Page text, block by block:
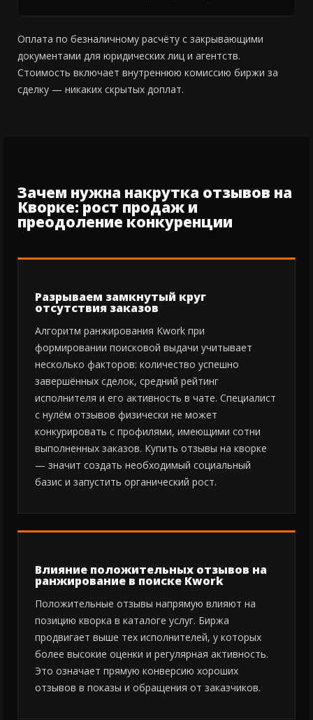
Оплата по безналичному расчёту с закрывающими
документами для юридических лиц и агентств.
Стоимость включает внутреннюю комиссию биржи за
сделку — никаких скрытых доплат.
Зачем нужна накрутка отзывов на
Кворке: рост продаж и
преодоление конкуренции
Разрываем замкнутый круг
отсутствия заказов
Алгоритм ранжирования Kwork при
формировании поисковой выдачи учитывает
несколько факторов: количество успешно
завершённых сделок, средний рейтинг
исполнителя и его активность в чате. Специалист
с нулём отзывов физически не может
конкурировать с профилями, имеющими сотни
выполненных заказов. Купить отзывы на кворке
— значит создать необходимый социальный
базис и запустить органический рост.
Влияние положительных отзывов на
ранжирование в поиске Kwork
Положительные отзывы напрямую влияют на
позицию кворка в каталоге услуг. Биржа
продвигает выше тех исполнителей, у которых
более высокие оценки и регулярная активность.
Это означает прямую конверсию хороших
отзывов в показы и обращения от заказчиков.